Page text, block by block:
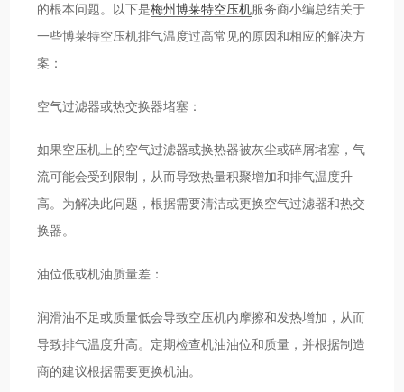
的根本问题。以下是梅州博莱特空压机服务商小编总结关于
一些博莱特空压机排气温度过高常见的原因和相应的解决方
案：
空气过滤器或热交换器堵塞：
如果空压机上的空气过滤器或换热器被灰尘或碎屑堵塞，气
流可能会受到限制，从而导致热量积聚增加和排气温度升
高。为解决此问题，根据需要清洁或更换空气过滤器和热交
换器。
油位低或机油质量差：
润滑油不足或质量低会导致空压机内摩擦和发热增加，从而
导致排气温度升高。定期检查机油油位和质量，并根据制造
商的建议根据需要更换机油。